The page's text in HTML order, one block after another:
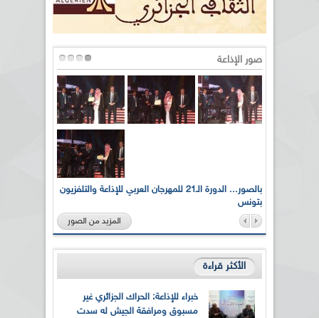
صور الإذاعة
بالصور... الدورة الـ21 للمهرجان العربي للإذاعة والتلفزيون
بتونس
المزيد من الصور
الأكثر قراءة
خبراء للإذاعة: الحراك الجزائري غير
مسبوق ومرافقة الجيش له سدت